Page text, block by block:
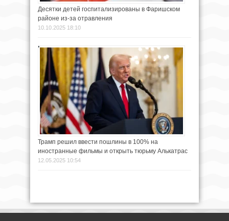
Десятки детей госпитализированы в Фаришском
районе из-за отравления
10.10.2025 18:10
Трамп решил ввести пошлины в 100% на
иностранные фильмы и открыть тюрьму Алькатрас
12.05.2025 10:54